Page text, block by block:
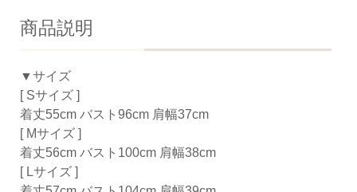
商品説明
▼サイズ
[ Sサイズ ]
着丈55cm バスト96cm 肩幅37cm
[ Mサイズ ]
着丈56cm バスト100cm 肩幅38cm
[ Lサイズ ]